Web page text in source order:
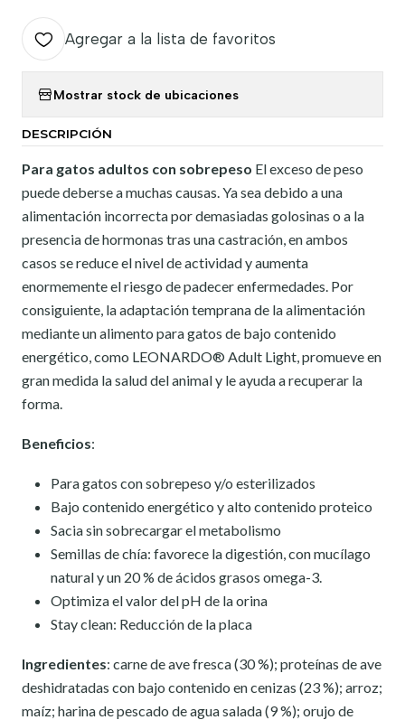
Agregar a la lista de favoritos
Mostrar stock de ubicaciones
DESCRIPCIÓN
Para gatos adultos con sobrepeso El exceso de peso
puede deberse a muchas causas. Ya sea debido a una
alimentación incorrecta por demasiadas golosinas o a la
presencia de hormonas tras una castración, en ambos
casos se reduce el nivel de actividad y aumenta
enormemente el riesgo de padecer enfermedades. Por
consiguiente, la adaptación temprana de la alimentación
mediante un alimento para gatos de bajo contenido
energético, como LEONARDO® Adult Light, promueve en
gran medida la salud del animal y le ayuda a recuperar la
forma.
Beneficios:
Para gatos con sobrepeso y/o esterilizados
Bajo contenido energético y alto contenido proteico
Sacia sin sobrecargar el metabolismo
Semillas de chía: favorece la digestión, con mucílago
natural y un 20 % de ácidos grasos omega-3.
Optimiza el valor del pH de la orina
Stay clean: Reducción de la placa
Ingredientes: carne de ave fresca (30 %); proteínas de ave
deshidratadas con bajo contenido en cenizas (23 %); arroz;
maíz; harina de pescado de agua salada (9 %); orujo de